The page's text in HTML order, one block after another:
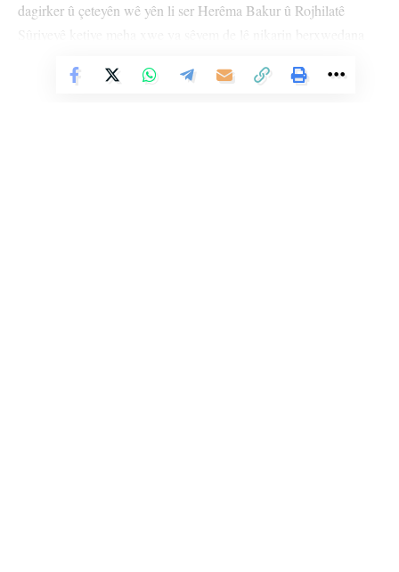
dagirker û çeteyên wê yên li ser Herêma Bakur û Rojhilatê
wan didin û dihêlin ku çete û dagirker li hesabên xwe vegerin.”
Vê Nûçeyê Bixwîne